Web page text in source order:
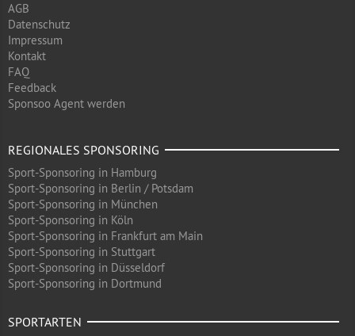
AGB
Datenschutz
Impressum
Kontakt
FAQ
Feedback
Sponsoo Agent werden
REGIONALES SPONSORING
Sport-Sponsoring in Hamburg
Sport-Sponsoring in Berlin / Potsdam
Sport-Sponsoring in München
Sport-Sponsoring in Köln
Sport-Sponsoring in Frankfurt am Main
Sport-Sponsoring in Stuttgart
Sport-Sponsoring in Düsseldorf
Sport-Sponsoring in Dortmund
SPORTARTEN